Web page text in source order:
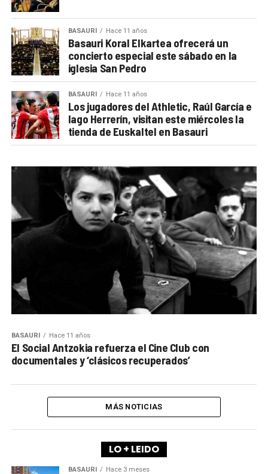
BASAURI Hace 11 años
Basauri Koral Elkartea ofrecerá un
concierto especial este sábado en la
iglesia San Pedro
BASAURI Hace 11 años
Los jugadores del Athletic, Raúl García e
Iago Herrerín, visitan este miércoles la
tienda de Euskaltel en Basauri
BASAURI Hace 11 años
El Social Antzokia refuerza el Cine Club con
documentales y ‘clásicos recuperados’
MÁS NOTICIAS
LO + LEIDO
BASAURI Hace 3 meses